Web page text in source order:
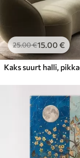
25.00€15.00 €